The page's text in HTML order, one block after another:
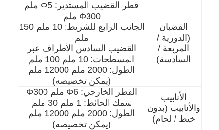
القضبان
(الدورية /
المربعة /
السادسة)
قطر القضيب المستدير: Φ5 ملم
Φ300 ملم
الجانب الرابع للشريط: 10 ملم 150
ملم
القضيب السادس الأطراف عبر
المسطحات: 10 ملم 100 ملم
الطول: 2000 ملم 12000 ملم
(يمكن تخصيصه)
الأنابيب
والأنابيب (بدون
خيط / لحام)
القطر الخارجي: Φ6 ملم Φ300
سمك الحائط: 1 ملم 30 ملم
الطول: 2000 ملم 12000 ملم
(يمكن تخصيصه)